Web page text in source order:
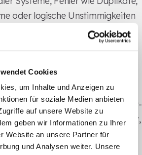
Cookies
um Inhalte und Anzeigen zu
für soziale Medien anbieten
auf unsere Website zu
geben wir Informationen zu Ihrer
Website an unsere Partner für
und Analysen weiter. Unsere
oder logische Unstimmigkeiten
bei Dosierungen – automatisch
zu korrigieren, bevor sie in die
Dokumentation, die sich als
für Prüfungen bewährt.
Studien zeigen, wie Echtzeit-
nicht nur die Genauigkeit steigert,
Ergebnisse bei Prüfungen